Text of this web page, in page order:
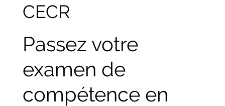
CECR
Passez votre
examen de
compétence en